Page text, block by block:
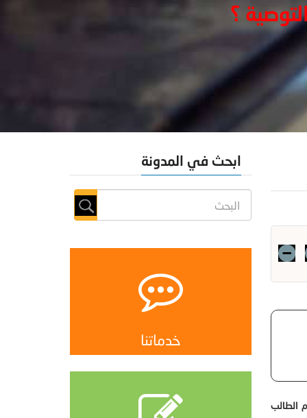
؟
الطالب
ابحث في المدونة
خدماتنا